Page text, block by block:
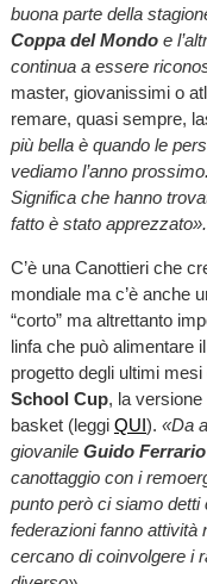
buona parte della
Coppa del Mondoe
continua a essere
master, giovanissimi o
remare, quasi sempre,
più bella è quando le
vediamo l’anno
Significa che hanno
fatto è stato apprezzato».
C’è una Canottieri che
mondiale ma c’è anche
“corto” ma altrettanto
linfa che può alimentare
progetto degli ultimi
School Cup, la
basket (leggi QUI). «Da
giovanile Guido Ferrario
canottaggio con i
punto però ci siamo
federazioni fanno attività
cercano di coinvolgere i